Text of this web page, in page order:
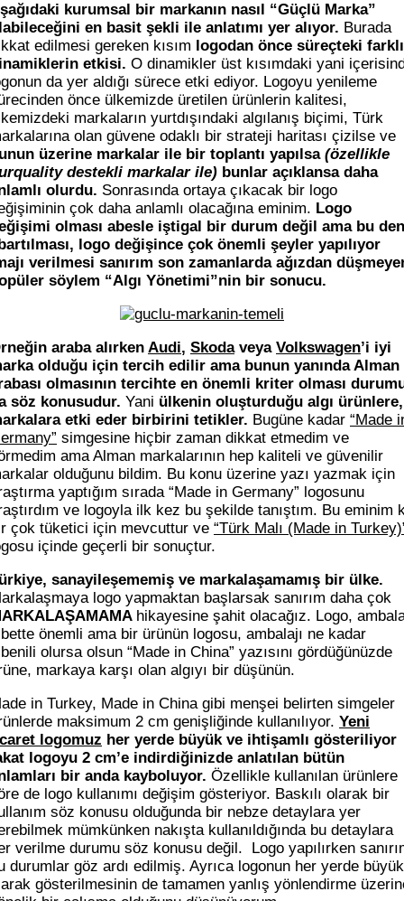
kurumsal bir markanın nasıl “Güçlü Marka”
en basit şekli ile anlatımı yer alıyor. Burada
edilmesi gereken kısım logodan önce süreçteki farklı
etkisi. O dinamikler üst kısımdaki yani
da yer aldığı sürece etki ediyor. Logoyu yenileme
önce ülkemizde üretilen ürünlerin kalitesi,
markaların yurtdışındaki algılanış biçimi, Türk
olan güvene odaklı bir strateji haritası çizilse ve
üzerine markalar ile bir toplantı yapılsa (özellikle
destekli markalar ile) bunlar açıklansa daha
olurdu. Sonrasında ortaya çıkacak bir logo
çok daha anlamlı olacağına eminim. Logo
olması abesle iştigal bir durum değil ama bu
logo değişince çok önemli şeyler yapılıyor
verilmesi sanırım son zamanlarda ağızdan
söylem “Algı Yönetimi”nin bir sonucu.
araba alırken Audi, Skodaveya Volkswagen’i iyi
olduğu için tercih edilir ama bunun yanında Alman
olmasının tercihte en önemli kriter olması
söz konusudur. Yani ülkenin oluşturduğu algı ürünlere,
etki eder birbirini tetikler. Bugüne kadar “Made
simgesine hiçbir zaman dikkat etmedim ve
ama Alman markalarının hep kaliteli ve güvenilir
olduğunu bildim. Bu konu üzerine yazı yazmak için
yaptığım sırada “Made in Germany” logosunu
ve logoyla ilk kez bu şekilde tanıştım. Bu eminim
çok tüketici için mevcuttur ve “Türk Malı (Made in
içinde geçerli bir sonuçtur.
sanayileşememiş ve markalaşamamış bir ülke.
logo yapmaktan başlarsak sanırım daha çok
hikayesine şahit olacağız. Logo,
önemli ama bir ürünün logosu, ambalajı ne kadar
olursa olsun “Made in China” yazısını gördüğünüzde
markaya karşı olan algıyı bir düşünün.
in Turkey, Made in China gibi menşei belirten simgeler
maksimum 2 cm genişliğinde kullanılıyor. Yeni
logomuz her yerde büyük ve ihtişamlı gösteriliyor
logoyu 2 cm’e indirdiğinizde anlatılan bütün
bir anda kayboluyor. Özellikle kullanılan ürünlere
de logo kullanımı değişim gösteriyor. Baskılı olarak bir
söz konusu olduğunda bir nebze detaylara yer
mümkünken nakışta kullanıldığında bu detaylara
verilme durumu söz konusu değil. Logo yapılırken
durumlar göz ardı edilmiş. Ayrıca logonun her yerde büyük
gösterilmesinin de tamamen yanlış yönlendirme